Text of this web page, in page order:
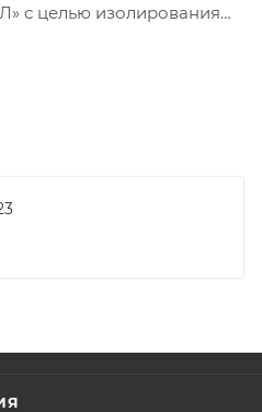
с целью изолирования